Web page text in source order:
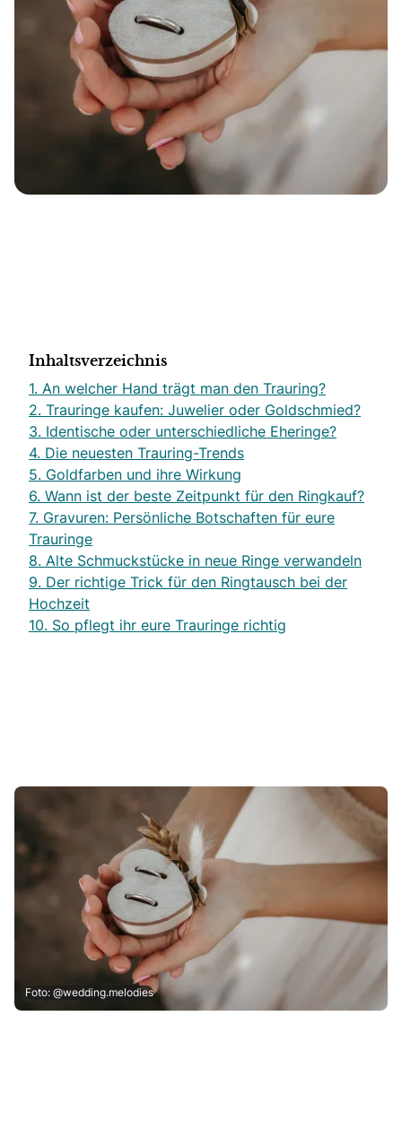
Inhaltsverzeichnis
1. An welcher Hand trägt man den Trauring?
2. Trauringe kaufen: Juwelier oder Goldschmied?
3. Identische oder unterschiedliche Eheringe?
4. Die neuesten Trauring-Trends
5. Goldfarben und ihre Wirkung
6. Wann ist der beste Zeitpunkt für den Ringkauf?
7. Gravuren: Persönliche Botschaften für eure
Trauringe
8. Alte Schmuckstücke in neue Ringe verwandeln
9. Der richtige Trick für den Ringtausch bei der
Hochzeit
10. So pflegt ihr eure Trauringe richtig
Foto: @wedding.melodies